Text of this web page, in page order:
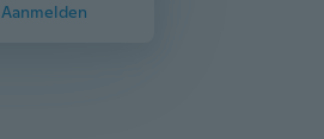
Aanmelden